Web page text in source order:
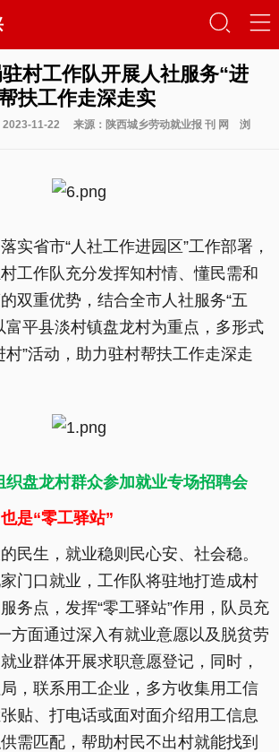
󰃙 󰆉
村工作队开展人社服务“进
扶工作走深走实
2023-11-22 来源：陕西城乡劳动就业报 刊 网
浏
实省市“人社工作进园区”工作部署，
工作队充分发挥知村情、懂民需和
双重优势，结合全市人社服务“五
富平县淡村镇盘龙村为重点，多形式
村”活动，助力驻村帮扶工作走深走
织盘龙村群众参加就业专场招聘会
是“零工驿站”
生，就业稳则民心安、社会稳。
门口就业，工作队将驻地打造成村
务点，发挥“零工驿站”作用，队员充
方面通过深入有就业意愿以及脱贫劳
业群体开展求职意愿登记，同时，
，联系用工企业，多方收集用工信
贴、打电话或面对面介绍用工信息
需匹配，帮助村民不出村就能找到